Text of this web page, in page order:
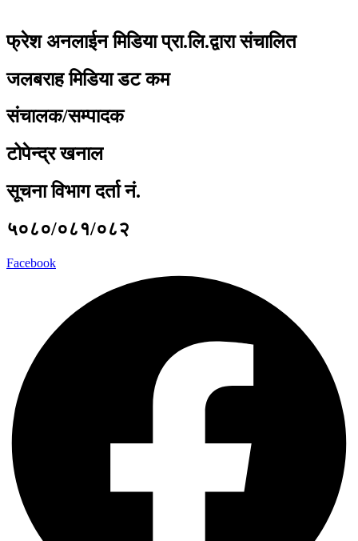
फ्रेश अनलाईन मिडिया प्रा.लि.द्वारा संचालित
जलबराह मिडिया डट कम
संचालक/सम्पादक
टोपेन्द्र खनाल
सूचना विभाग दर्ता नं.
५०८०/०८१/०८२
Facebook